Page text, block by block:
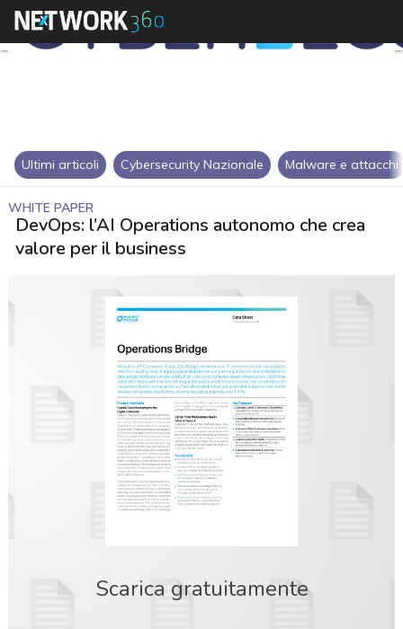
Ultimi articoli Cybersecurity Nazionale Malware e attacchi
WHITE PAPER
DevOps: l’AI Operations autonomo che crea
valore per il business
Scarica gratuitamente